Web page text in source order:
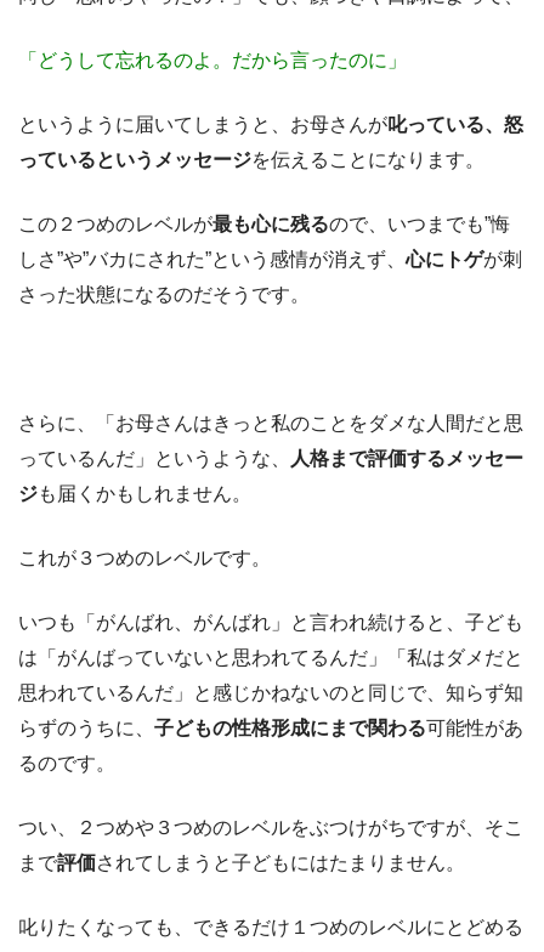
「どうして忘れるのよ。だから言ったのに」
というように届いてしまうと、お母さんが叱っている、怒
っているというメッセージを伝えることになります。
この２つめのレベルが最も心に残るので、いつまでも”悔
しさ”や”バカにされた”という感情が消えず、心にトゲが刺
さった状態になるのだそうです。
さらに、「お母さんはきっと私のことをダメな人間だと思
っているんだ」というような、
人格まで評価するメッセー
ジも届くかもしれません。
これが３つめのレベルです。
いつも「がんばれ、がんばれ」と言われ続けると、子ども
は「がんばっていないと思われてるんだ」「私はダメだと
思われているんだ」と感じかねないのと同じで、知らず知
らずのうちに、 子どもの性格形成にまで関わる可能性があ
るのです。
つい、２つめや３つめのレベルをぶつけがちですが、そこ
まで評価されてしまうと子どもにはたまりません。
叱りたくなっても、できるだけ１つめのレベルにとどめる